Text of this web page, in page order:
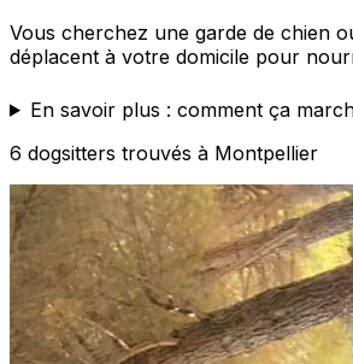
Vous cherchez une garde de chien
déplacent à votre domicile pour
En savoir plus : comment ça
6 dogsitters trouvés à Montpellier